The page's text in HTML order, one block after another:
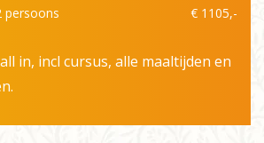
persoons
€ 1105,-
in, incl cursus, alle maaltijden en